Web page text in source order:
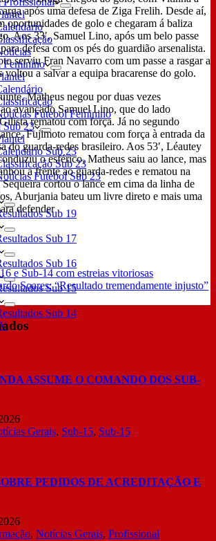
Feminino
Futebol Feminino
Sub 23
Sub 23
Sub 23
Futebol Sub 23
Sub 19
Sub 17
Sub 16
Sub 15
Sub 14
após uma defesa de Ziga Frelih. Desde aí,
oportunidades de golo e chegaram á baliza
Aos 33′, Samuel Lino, após um belo passe
defesa com os pés do guardião arsenalista.
serviu Fran Navarro com um passe a rasgar a
voltou a salvar a equipa bracarense do golo.
Matheus negou por duas vezes
avançado Samuel Lino, que do lado
rematou com força. Já no segundo
Fujimoto rematou com força à entrada da
do guarda-redes brasileiro. Aos 53′, Léautey
o esférico, Matheus saiu ao lance, mas
a frente ao guarda-redes e rematou na
Sequeira cortou o lance em cima da linha de
Aburjania bateu um livre direto e mais uma
defender
e Sub-14 com estreias vitoriosas
Soares: “Resultado tremendamente injusto”
ASSUME O COMANDO DOS SUB-
Gerais, Sub-15, Sub-15
PEDIDOS DE ACREDITAÇÃO E
, Notícias Gerais, Profissional